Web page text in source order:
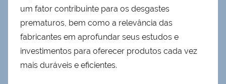
um fator contribuinte para os desgastes
prematuros, bem como a relevância das
fabricantes em aprofundar seus estudos e
investimentos para oferecer produtos cada vez
mais duráveis e eficientes.